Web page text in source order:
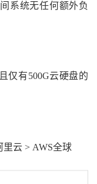
系统无任何额外负
仅有500G云硬盘的
里云 > AWS全球